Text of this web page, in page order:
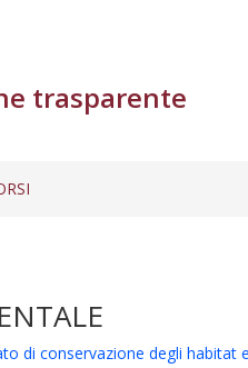
trasparente
di conservazione degli